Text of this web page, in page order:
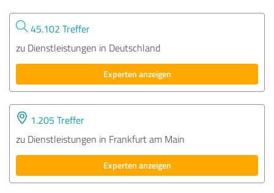
45.102 Treffer
zu Dienstleistungen in Deutschland
Experten anzeigen
1.205 Treffer
zu Dienstleistungen in Frankfurt am Main
Experten anzeigen